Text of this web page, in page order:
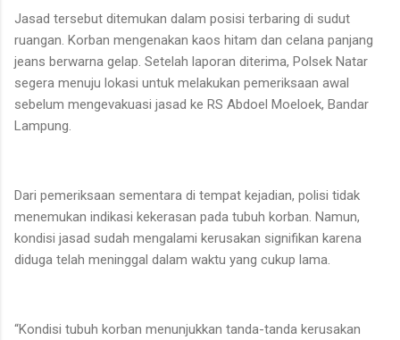
Jasad tersebut ditemukan dalam posisi terbaring di sudut
ruangan. Korban mengenakan kaos hitam dan celana panjang
jeans berwarna gelap. Setelah laporan diterima, Polsek Natar
segera menuju lokasi untuk melakukan pemeriksaan awal
sebelum mengevakuasi jasad ke RS Abdoel Moeloek, Bandar
Lampung.
Dari pemeriksaan sementara di tempat kejadian, polisi tidak
menemukan indikasi kekerasan pada tubuh korban. Namun,
kondisi jasad sudah mengalami kerusakan signifikan karena
diduga telah meninggal dalam waktu yang cukup lama.
“Kondisi tubuh korban menunjukkan tanda-tanda kerusakan